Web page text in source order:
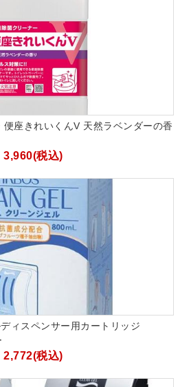
座きれいくんV 天然ラベンダーの香
3,960(税込)
ィスペンサー用カートリッジ
2,772(税込)